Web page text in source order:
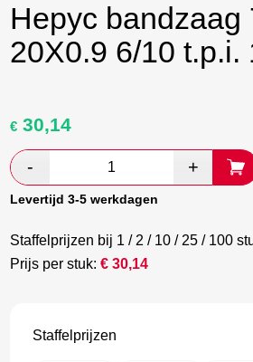
Hepyc bandzaag
20X0.9 6/10 t.p.i.
Oorspronkelijke
was:
€ 50,23.
€ 30,14Huidige
€ 29,13.
Levertijd 3-5 werkdagen
Staffelprijzen bij 1 / 2 / 10 / 25 / 100
Prijs per stuk:€30,14
Staffelprijzen